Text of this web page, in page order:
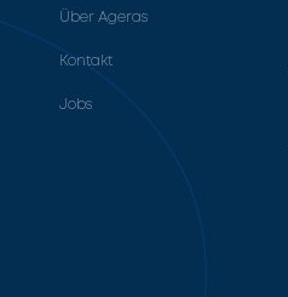
Über Ageras
Kontakt
Jobs